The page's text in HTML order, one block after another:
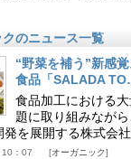
のニュース一覧
“野菜を補う”新感
食品「SALADA
食品加工における
題に取り組みなが
発を展開する株式会
：07 オーガニック